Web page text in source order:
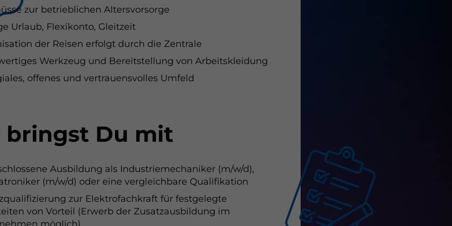
zur betrieblichen Altersvorsorge
Urlaub, Flexikonto, Gleitzeit
der Reisen erfolgt durch die Zentrale
Werkzeug und Bereitstellung von Arbeitskleidung
offenes und vertrauensvolles Umfeld
bringst Du mit
Ausbildung als Industriemechaniker (m/w/d),
(m/w/d) oder eine vergleichbare Qualifikation
zur Elektrofachkraft für festgelegte
von Vorteil (Erwerb der Zusatzausbildung im
anzeigen
und Statistik